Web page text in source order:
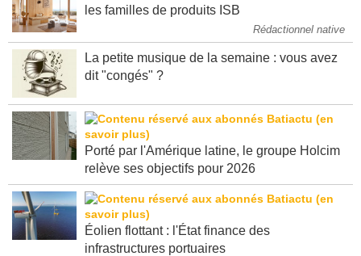
les familles de produits ISB
Rédactionnel native
La petite musique de la semaine : vous avez
dit "congés" ?
Porté par l'Amérique latine, le groupe Holcim
relève ses objectifs pour 2026
Éolien flottant : l'État finance des
infrastructures portuaires